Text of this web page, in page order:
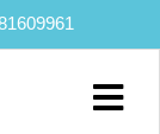
Home